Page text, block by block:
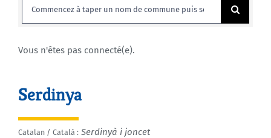
Rechercher:
Vous n'êtes pas connecté(e).
Serdinya
Catalan / Català : Serdinyà i joncet